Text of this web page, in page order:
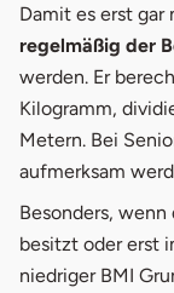
Damit es erst
regelmäßig der
werden. Er
Kilogramm,
Metern. Bei
aufmerksam
Besonders,
besitzt oder erst
niedriger BMI